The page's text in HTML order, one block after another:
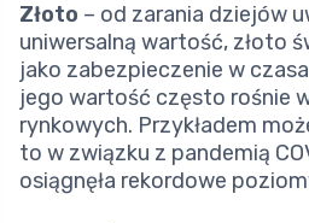
Złoto – od zarania dziejów
uniwersalną wartość, złoto
jako zabezpieczenie w
jego wartość często rośnie
rynkowych. Przykładem
to w związku z pandemią
osiągnęła rekordowe